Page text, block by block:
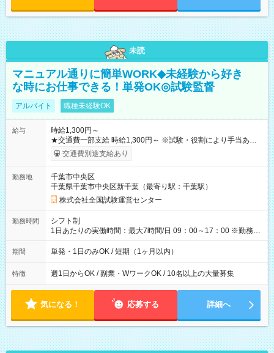
未読
マニュアル通りに簡単WORK◆未経験から好き
な時にお仕事できる！単発OK◎試験監督
アルバイト 職種未経験OK
給与
時給1,300円～
★交通費一部支給 時給1,300円～ ※試験・役割により手当あり
※勤務回数により昇給あり 【即給（前払い）オプションあ
り！】 希望される場合、勤務から1週間ほどで給与の一部を受け
例】 ・河合塾模擬試験 8:30～17:30（休憩1時間） 時給1,300円
×8時間＝日収10,400円＋交通費 ※当日の役割により時給＋100
円の場合あり ・国家試験 7:00～13:30（休憩なし） 時給1,300
円（役割手当＋100円）×6時間＝日収8,400円＋交通費 【試用期
間】試用期間なし
交通費別途支給あり
勤務地
千葉市中央区
千葉県千葉市中央区新千葉（最寄り駅：千葉駅）
株式会社全国試験運営センター
勤務時間
シフト制
1日あたりの実働時間：最大7時間/日 09：00～17：00 ※勤務時
間は 試験により異なります。
期間 単発・1日のみOK / 短期（1ヶ月以内）
特徴 週1日からOK / 副業・WワークOK / 10名以上の大量募集
気になる！ 応募する 詳細へ